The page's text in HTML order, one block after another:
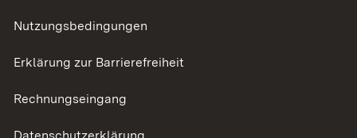
Nutzungsbedingungen
Erklärung zur Barrierefreiheit
Rechnungseingang